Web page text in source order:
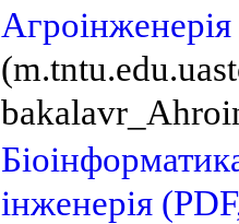
Агроінженерія
інженерія